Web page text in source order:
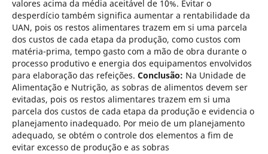
valores acima da média aceitável de 10%. Evitar o
desperdício também significa aumentar a rentabilidade da
UAN, pois os restos alimentares trazem em si uma parcela
dos custos de cada etapa da produção, como custos com
matéria-prima, tempo gasto com a mão de obra durante o
processo produtivo e energia dos equipamentos envolvidos
para elaboração das refeições. Conclusão: Na Unidade de
Alimentação e Nutrição, as sobras de alimentos devem ser
evitadas, pois os restos alimentares trazem em si uma
parcela dos custos de cada etapa da produção e evidencia o
planejamento inadequado. Por meio de um planejamento
adequado, se obtém o controle dos elementos a fim de
evitar excesso de produção e as sobras